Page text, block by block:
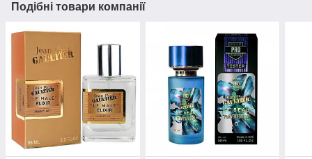
Подібні товари компанії